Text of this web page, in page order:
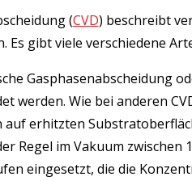
(CVD) beschreibt
Es gibt viele verschiedene
Gasphasenabscheidung
werden. Wie bei anderen
erhitzten
Regel im Vakuum
eingesetzt, die die